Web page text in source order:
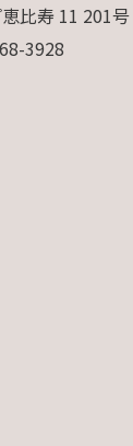
比寿 11 201号
3928